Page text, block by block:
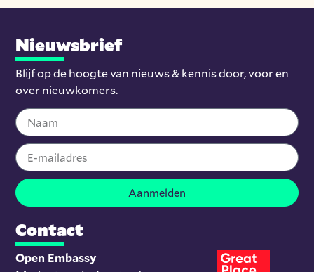
Nieuwsbrief
Blijf op de hoogte van nieuws & kennis door, voor en
over nieuwkomers.
Aanmelden
Contact
Open Embassy